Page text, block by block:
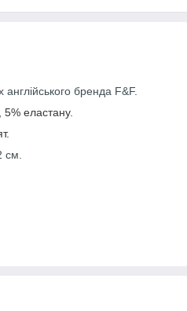
бренда F&F.
еластану.
см.